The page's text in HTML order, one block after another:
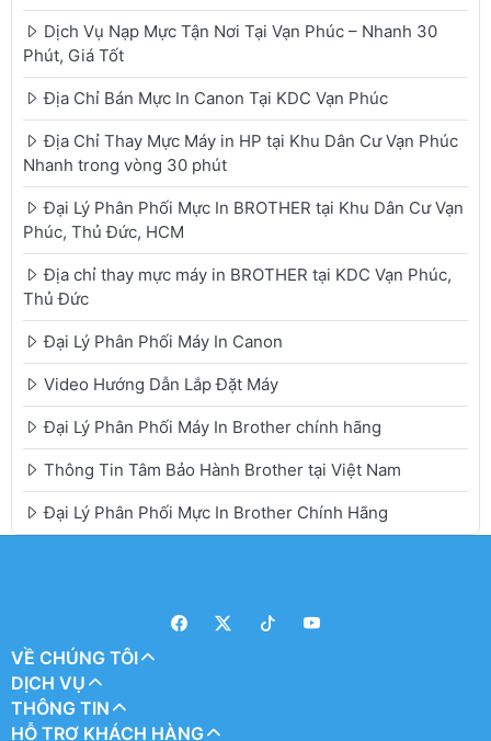
Dịch Vụ Nạp Mực Tận Nơi Tại Vạn Phúc – Nhanh 30
Phút, Giá Tốt
Địa Chỉ Bán Mực In Canon Tại KDC Vạn Phúc
Địa Chỉ Thay Mực Máy in HP tại Khu Dân Cư Vạn Phúc
Nhanh trong vòng 30 phút
Đại Lý Phân Phối Mực In BROTHER tại Khu Dân Cư Vạn
Phúc, Thủ Đức, HCM
Địa chỉ thay mực máy in BROTHER tại KDC Vạn Phúc,
Thủ Đức
Đại Lý Phân Phối Máy In Canon
Video Hướng Dẫn Lắp Đặt Máy
Đại Lý Phân Phối Máy In Brother chính hãng
Thông Tin Tâm Bảo Hành Brother tại Việt Nam
Đại Lý Phân Phối Mực In Brother Chính Hãng
VỀ CHÚNG TÔI
DỊCH VỤ
THÔNG TIN
HỖ TRỢ KHÁCH HÀNG